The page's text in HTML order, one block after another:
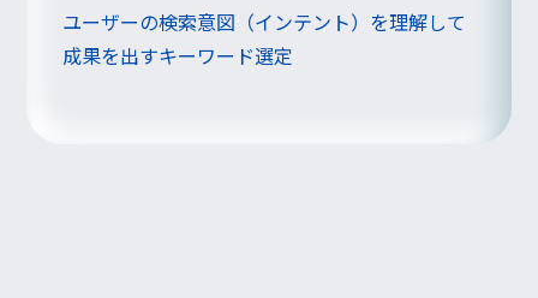
ユーザーの検索意図（インテント）を理解して
成果を出すキーワード選定